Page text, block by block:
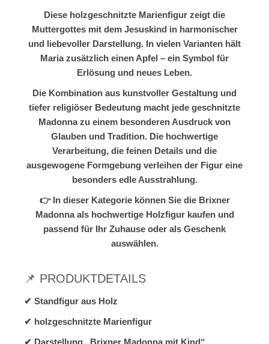
Diese holzgeschnitzte Marienfigur zeigt die
Muttergottes mit dem Jesuskind in harmonischer
und liebevoller Darstellung. In vielen Varianten hält
Maria zusätzlich einen Apfel – ein Symbol für
Erlösung und neues Leben.
Die Kombination aus kunstvoller Gestaltung und
tiefer religiöser Bedeutung macht jede geschnitzte
Madonna zu einem besonderen Ausdruck von
Glauben und Tradition. Die hochwertige
Verarbeitung, die feinen Details und die
ausgewogene Formgebung verleihen der Figur eine
besonders edle Ausstrahlung.
👉 In dieser Kategorie können Sie die Brixner
Madonna als hochwertige Holzfigur kaufen und
passend für Ihr Zuhause oder als Geschenk
auswählen.
📌 PRODUKTDETAILS
✔ Standfigur aus Holz
✔ holzgeschnitzte Marienfigur
✔ Darstellung „Brixner Madonna mit Kind“